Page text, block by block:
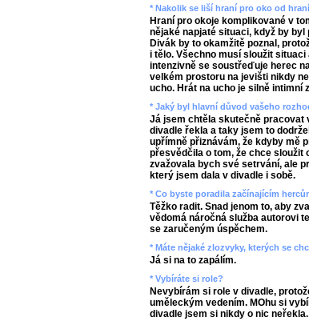
* Nakolik se liší hraní pro oko od
Hraní pro okoje komplikované v
nějaké napjaté situaci, když by
Divák by to okamžitě poznal,
i tělo. Všechno musí sloužit
intenzivně se soustřeďuje herec
velkém prostoru na jevišti nikdy
ucho. Hrát na ucho je silně intimní
* Jaký byl hlavní důvod vašeho
Já jsem chtěla skutečně pracovat
divadle řekla a taky jsem to
upřímně přiznávám, že kdyby mě
přesvědčila o tom, že chce sloužit
zvažovala bych své setrvání, ale
který jsem dala v divadle i sobě.
* Co byste poradila začínajícím
Těžko radit. Snad jenom to, aby
vědomá náročná služba autorovi
se zaručeným úspěchem.
* Máte nějaké zlozvyky, kterých se
Já si na to zapálím.
* Vybíráte si role?
Nevybírám si role v divadle,
uměleckým vedením. MOhu si
divadle jsem si nikdy o nic neřekla.